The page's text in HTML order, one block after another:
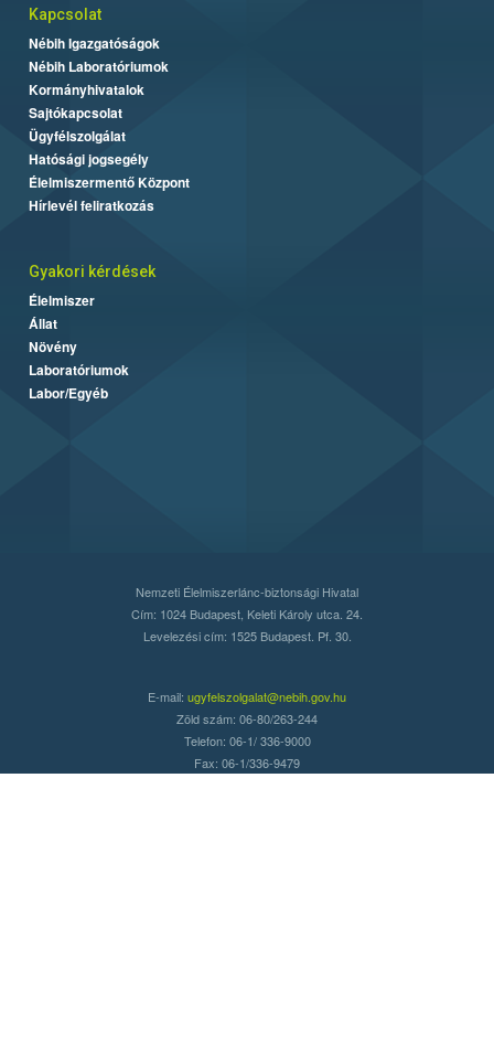
Kapcsolat
Nébih Igazgatóságok
Nébih Laboratóriumok
Kormányhivatalok
Sajtókapcsolat
Ügyfélszolgálat
Hatósági jogsegély
Élelmiszermentő Központ
Hírlevél feliratkozás
Gyakori kérdések
Élelmiszer
Állat
Növény
Laboratóriumok
Labor/Egyéb
Nemzeti Élelmiszerlánc-biztonsági Hivatal
Cím: 1024 Budapest, Keleti Károly utca. 24.
Levelezési cím: 1525 Budapest. Pf. 30.
E-mail: ugyfelszolgalat@nebih.gov.hu
Zöld szám: 06-80/263-244
Telefon: 06-1/ 336-9000
Fax: 06-1/336-9479